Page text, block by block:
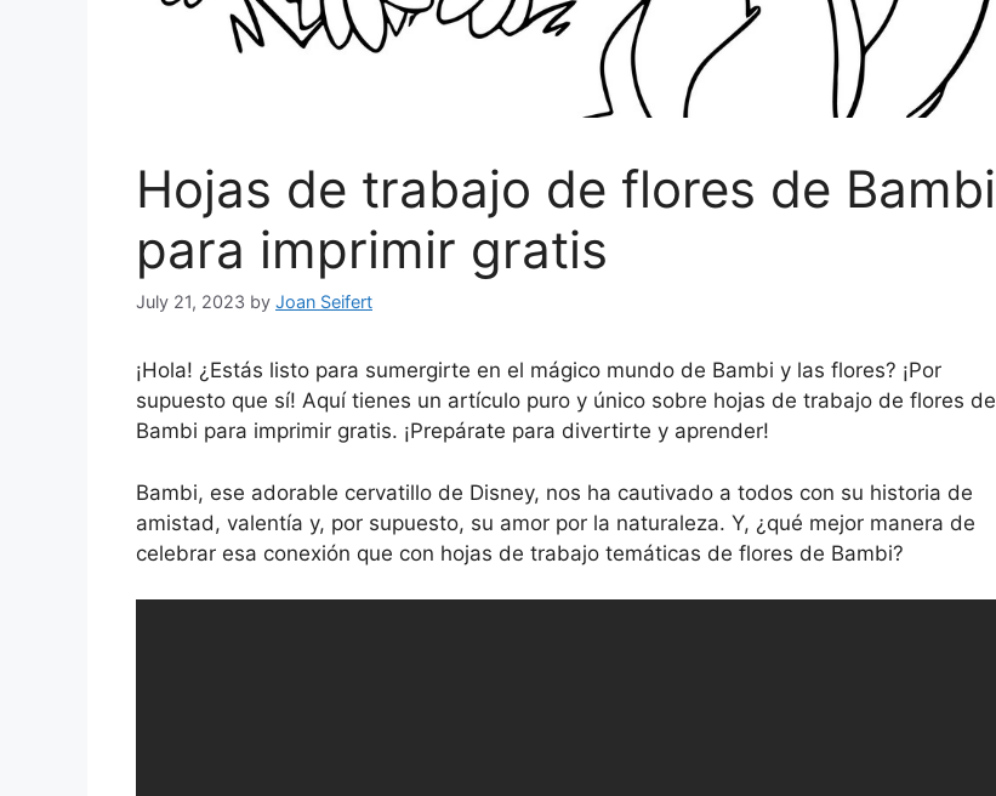
Hojas de trabajo de flores de Bambi
para imprimir gratis
July 21, 2023 by Joan Seifert
¡Hola! ¿Estás listo para sumergirte en el mágico mundo de Bambi y las flores? ¡Por
supuesto que sí! Aquí tienes un artículo puro y único sobre hojas de trabajo de flores de
Bambi para imprimir gratis. ¡Prepárate para divertirte y aprender!
Bambi, ese adorable cervatillo de Disney, nos ha cautivado a todos con su historia de
amistad, valentía y, por supuesto, su amor por la naturaleza. Y, ¿qué mejor manera de
celebrar esa conexión que con hojas de trabajo temáticas de flores de Bambi?